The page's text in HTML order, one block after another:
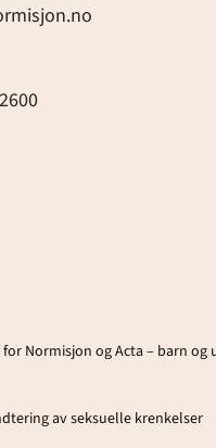
Normisjon og Acta – barn og
av seksuelle krenkelser